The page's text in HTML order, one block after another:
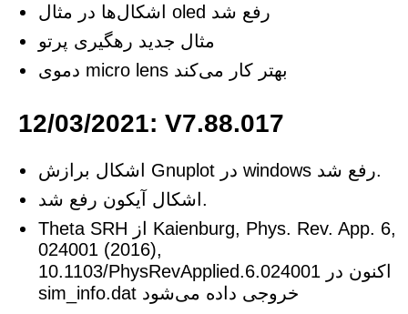
اشکال‌ها در مثال oled رفع شد
مثال جدید رهگیری پرتو
دموی micro lens بهتر کار می‌کند
12/03/2021: V7.88.017
اشکال برازش Gnuplot در windows رفع شد.
اشکال آیکون رفع شد.
Theta SRH از Kaienburg, Phys. Rev. App. 6,
024001 (2016),
10.1103/PhysRevApplied.6.024001 اکنون در
sim_info.dat خروجی داده می‌شود